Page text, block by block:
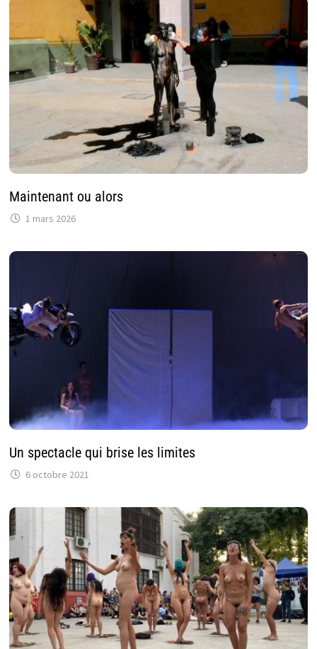
Maintenant ou alors
1 mars 2026
Un spectacle qui brise les limites
6 octobre 2021